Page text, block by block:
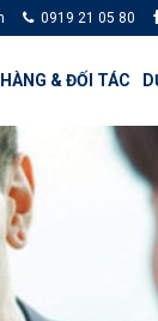
0919 21 05 80
& ĐỐI TÁC